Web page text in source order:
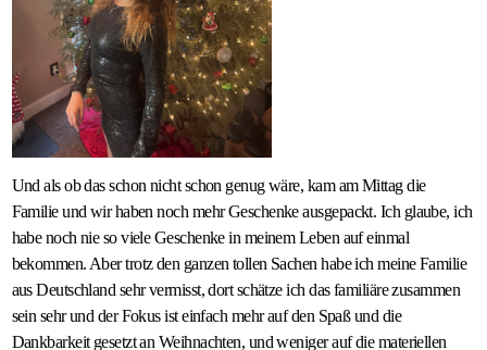
Und als ob das schon nicht schon genug wäre, kam am Mittag die
Familie und wir haben noch mehr Geschenke ausgepackt. Ich glaube, ich
habe noch nie so viele Geschenke in meinem Leben auf einmal
bekommen. Aber trotz den ganzen tollen Sachen habe ich meine Familie
aus Deutschland sehr vermisst, dort schätze ich das familiäre zusammen
sein sehr und der Fokus ist einfach mehr auf den Spaß und die
Dankbarkeit gesetzt an Weihnachten, und weniger auf die materiellen